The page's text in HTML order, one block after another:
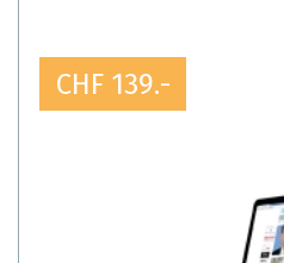
CHF 139.-